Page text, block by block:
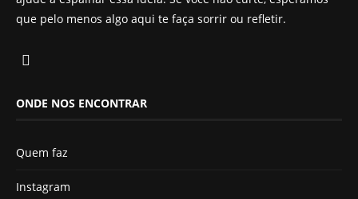
que pelo menos algo aqui te faça sorrir ou refletir.
ONDE NOS ENCONTRAR
Quem faz
Instagram